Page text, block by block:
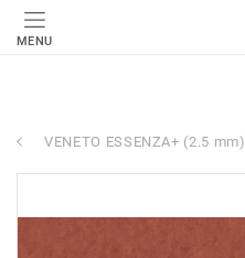
MENU
VENETO ESSENZA+ (2.5 mm)